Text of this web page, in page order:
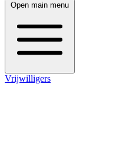
Open main menu
Vrijwilligers